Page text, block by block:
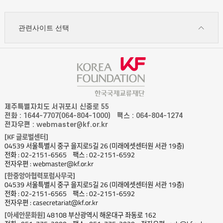
관련사이트 선택
제주특별자치도 서귀포시 신중로 55
전화 : 1644-7707(064-804-1000)
팩스 : 064-804-1274
전자우편 : webmaster@kf.or.kr
[KF 글로벌센터]
04539 서울특별시 중구 을지로5길 26 (미래에셋센터원 서관 19층)
전화 : 02-2151-6565
팩스 : 02-2151-6592
전자우편 : webmaster@kf.or.kr
[한중앙아협력포럼사무국]
04539 서울특별시 중구 을지로5길 26 (미래에셋센터원 서관 19층)
전화 : 02-2151-6565
팩스 : 02-2151-6592
전자우편 : casecretariat@kf.or.kr
[아세안문화원] 48108 부산광역시 해운대구 좌동로 162